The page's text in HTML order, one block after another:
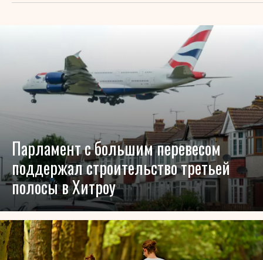
Парламент с большим перевесом
поддержал строительство третьей
полосы в Хитроу